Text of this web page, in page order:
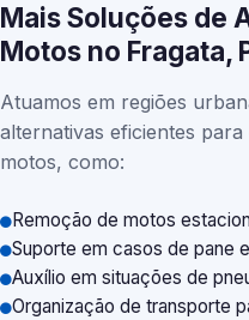
Mais Soluções de
Motos no Fragata,
Atuamos em regiões
alternativas eficientes
motos, como:
Remoção de motos
Suporte em casos de pane
Auxílio em situações de
Organização de transporte